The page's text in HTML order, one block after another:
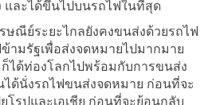
ละได้ขึ้นไปบนรถไฟในที่สุด
ณีย์ระยะไกลยังคงขนส่งด้วยรถไฟ
ามรัฐเพื่อส่งจดหมายไปมากมาย
ได้ท่องโลกไปพร้อมกับการขนส่ง
ด้นั่งรถไฟขนส่งจดหมาย ก่อนที่จะ
โรปและเอเชีย ก่อนที่จะย้อนกลับ